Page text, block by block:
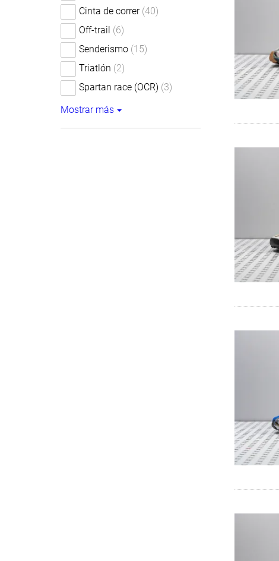
Cinta de correr (40)
Off-trail (6)
Senderismo (15)
Triatlón (2)
Spartan race (OCR) (3)
Mostrar más